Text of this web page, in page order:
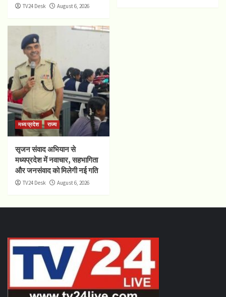
TV24 Desk August 6, 2026
मध्य प्रदेश राज्य
सृजन संवाद अभियान से
मध्यप्रदेश में नवाचार, सहभागिता
और जनसंवाद को मिलेगी नई गति
TV24 Desk August 6, 2026